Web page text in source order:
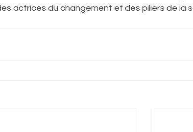
actrices du changement et des piliers de la